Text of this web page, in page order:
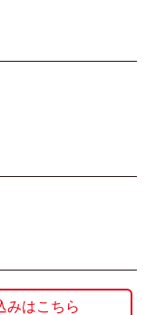
みはこちら